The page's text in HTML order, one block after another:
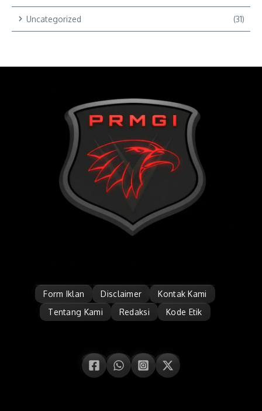
Uncategorized (31)
Form Iklan Disclaimer
Kontak Kami
Tentang Kami
Redaksi Kode Etik